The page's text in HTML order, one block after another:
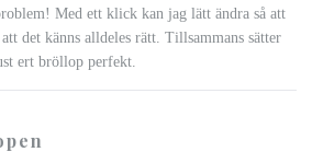
Med ett klick kan jag lätt ändra så att
det känns alldeles rätt. Tillsammans sätter
ert bröllop perfekt.